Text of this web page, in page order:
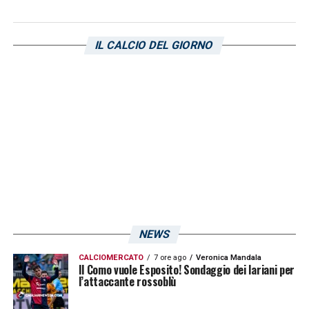
IL CALCIO DEL GIORNO
NEWS
CALCIOMERCATO 7 ore ago Veronica Mandala
Il Como vuole Esposito! Sondaggio dei lariani per
l’attaccante rossoblù